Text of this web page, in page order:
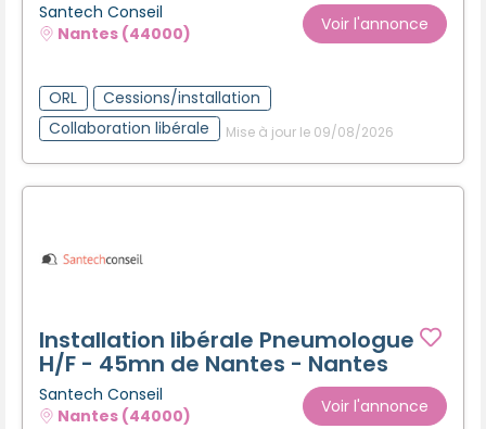
Santech Conseil
Nantes (44000)
Voir l'annonce
ORL
Cessions/installation
Collaboration libérale
Mise à jour le 09/08/2026
Installation libérale Pneumologue
H/F - 45mn de Nantes - Nantes
Santech Conseil
Nantes (44000)
Voir l'annonce